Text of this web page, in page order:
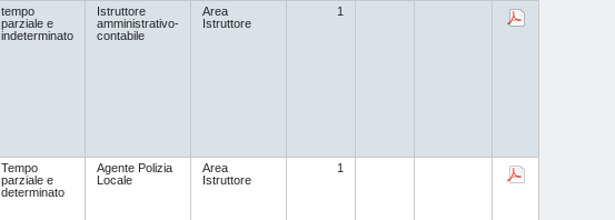
tempo
parziale e
indeterminato
Istruttore
amministrativo-
contabile
Area
Istruttore
1
Tempo
parziale e
determinato
Agente Polizia
Locale
Area
Istruttore
1